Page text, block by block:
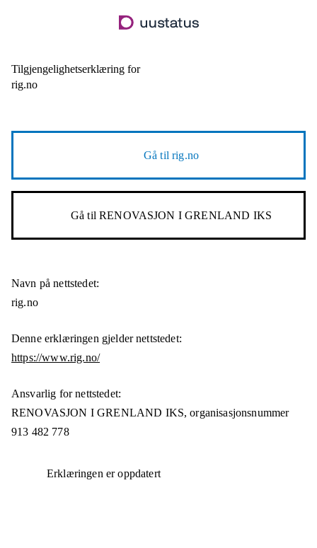
til
Tilgjengelighetserklæring for
rig.no
Gå tilrig.no
Gå tilRENOVASJON I GRENLAND IKS
Navn på nettstedet:
rig.no
Denne erklæringen gjelder nettstedet:
https://www.rig.no/
Ansvarlig for nettstedet:
RENOVASJON I GRENLAND IKS,organisasjonsnummer
913 482 778
Erklæringen er oppdatert